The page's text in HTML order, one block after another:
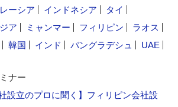
ーシア インドネシア
タイ
ア ミャンマー フィリピン
ラオス
韓国 インド バングラデシュ
UAE
ナー
設立のプロに聞く】フィリピン会社設